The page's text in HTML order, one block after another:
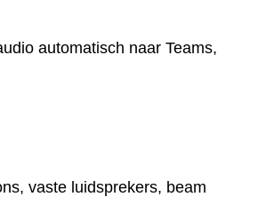
automatisch naar Teams,
vaste luidsprekers, beam